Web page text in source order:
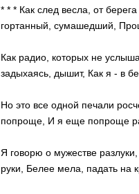
* * * Как след весла, от
гортанный, сумашедший,
Как радио, которых не
задыхаясь, дышит, Как я - в
Но это все одной печали
попроще, И я еще попроще
Я говорю о мужестве
руки, Белее мела, падать на